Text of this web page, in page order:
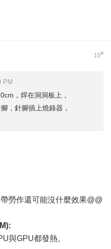
10#
PM
，焊在洞洞板上，
，針腳插上燒錄器，
勞作還可能沒什麼效果@@
與GPU都發熱。